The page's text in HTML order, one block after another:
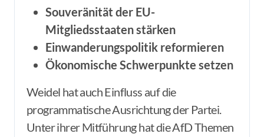
Souveränität der EU-
Mitgliedsstaaten stärken
Einwanderungspolitik reformieren
Ökonomische Schwerpunkte setzen
Weidel hat auch Einfluss auf die
programmatische Ausrichtung der Partei.
Unter ihrer Mitführung hat die AfD Themen